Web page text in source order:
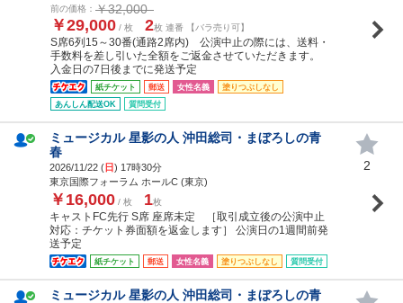
前の価格： ￥32,000
￥29,000 / 枚 2枚 連番 【バラ売り可】
S席6列15～30番(通路2席内) 公演中止の際には、送料・
手数料を差し引いた全額をご返金させていただきます。
入金日の7日後までに発送予定
紙チケット 郵送 女性名義
塗りつぶしなし
あんしん配送OK
質問受付
ミュージカル 星影の人 沖田総司・まぼろしの青
春
2026/11/22 (日) 17時30分
東京国際フォーラム ホールC (東京)
￥16,000 / 枚 1枚
キャストFC先行 S席 座席未定 ［取引成立後の公演中止
対応：チケット券面額を返金します］ 公演日の1週間前発
送予定
紙チケット 郵送 女性名義 塗りつぶしなし 質問受付
2
ミュージカル 星影の人 沖田総司・まぼろしの青